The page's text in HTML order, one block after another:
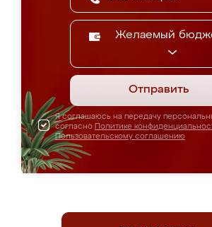
Желаемый
Отправить
Я соглашаюсь на передачу
согласно Политике
Пользовательскому соглашению